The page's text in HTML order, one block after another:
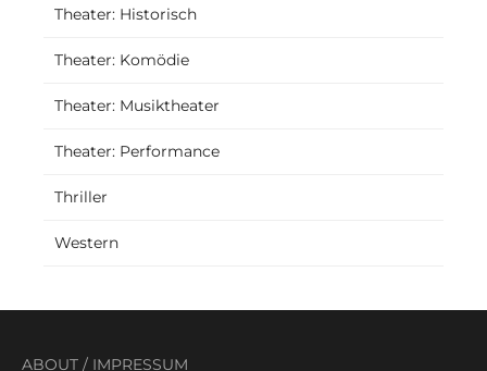
Theater: Historisch
Theater: Komödie
Theater: Musiktheater
Theater: Performance
Thriller
Western
ABOUT / IMPRESSUM